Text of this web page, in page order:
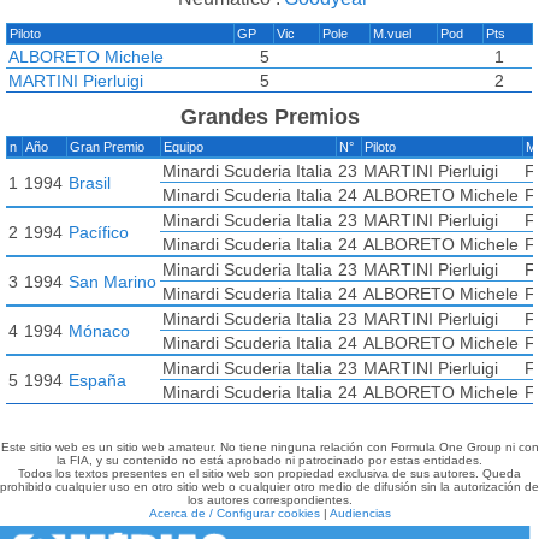
Piloto GP Vic Pole M.vuel Pod Pts
ALBORETO Michele 5
1
MARTINI Pierluigi
5 2
Grandes Premios
n Año Gran Premio Equipo N° Piloto
1 1994 Brasil
Minardi Scuderia Italia 23 MARTINI Pierluigi
Minardi Scuderia Italia 24 ALBORETO Michele
2 1994 Pacífico
Minardi Scuderia Italia 23 MARTINI Pierluigi
Minardi Scuderia Italia 24 ALBORETO Michele
3 1994 San Marino
Minardi Scuderia Italia 23 MARTINI Pierluigi
Minardi Scuderia Italia 24 ALBORETO Michele
4 1994 Mónaco
Minardi Scuderia Italia 23 MARTINI Pierluigi
Minardi Scuderia Italia 24 ALBORETO Michele
5 1994 España
Minardi Scuderia Italia 23 MARTINI Pierluigi
Minardi Scuderia Italia 24 ALBORETO Michele
Este sitio web es un sitio web amateur. No tiene ninguna relación con Formula One Group ni con
la FIA, y su contenido no está aprobado ni patrocinado por estas entidades.
Todos los textos presentes en el sitio web son propiedad exclusiva de sus autores. Queda
prohibido cualquier uso en otro sitio web o cualquier otro medio de difusión sin la autorización de
los autores correspondientes.
Acerca de / Configurar cookies| Audiencias